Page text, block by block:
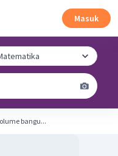
Masuk
berikut! Jika volume bangu...